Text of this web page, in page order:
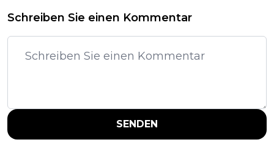
Schreiben Sie einen Kommentar
SENDEN